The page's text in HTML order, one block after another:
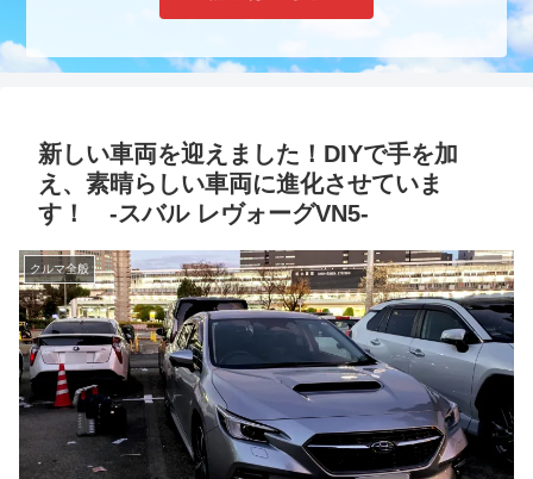
新しい車両を迎えました！DIYで手を加
え、素晴らしい車両に進化させていま
す！ -スバル レヴォーグVN5-
クルマ全般